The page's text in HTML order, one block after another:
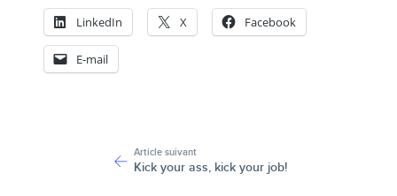
LinkedIn X Facebook
E-mail
Article suivant
Kick your ass, kick your job!